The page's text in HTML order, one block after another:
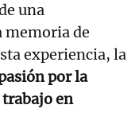
una
memoria de
experiencia, la
por la
en